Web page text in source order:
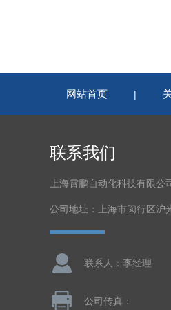
网站首页 |
联系我们
上海霄鹏自动化科技有限公司
公司地址：上海市闵行区沪
联系人：李经理
公司传真：